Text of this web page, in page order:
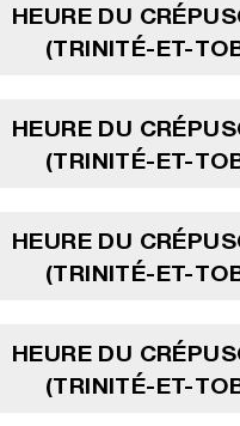
HEURE DU
(TRINITÉ-ET-
HEURE DU
(TRINITÉ-ET-
HEURE DU
(TRINITÉ-ET-
HEURE DU
(TRINITÉ-ET-